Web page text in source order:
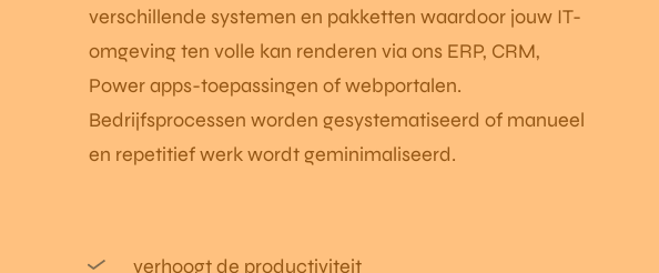
verschillende systemen en pakketten waardoor jouw IT-
omgeving ten volle kan renderen via ons ERP, CRM,
Power apps-toepassingen of webportalen.
Bedrijfsprocessen worden gesystematiseerd of manueel
en repetitief werk wordt geminimaliseerd.
verhoogt de productiviteit